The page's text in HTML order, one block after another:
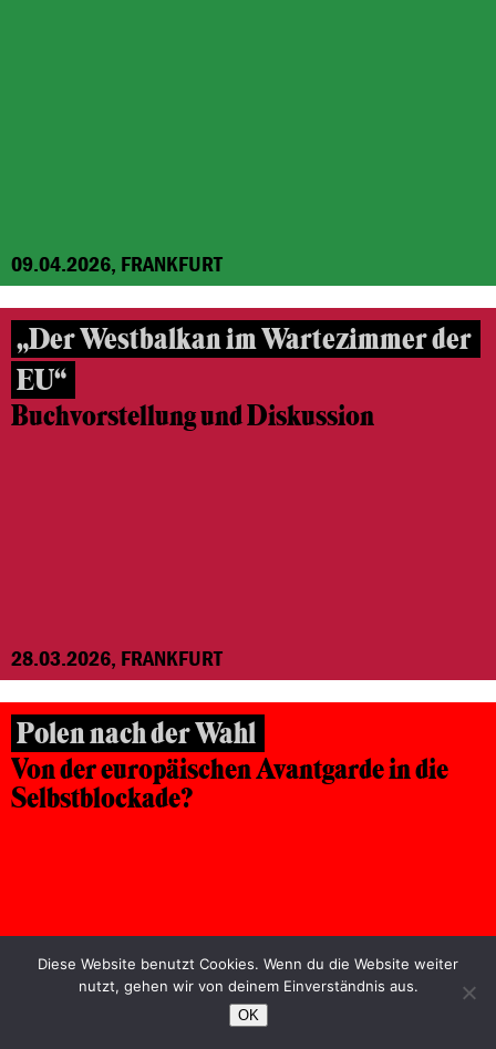
09.04.2026, FRANKFURT
„Der Westbalkan im Wartezimmer der
EU“
Buchvorstellung und Diskussion
28.03.2026, FRANKFURT
Polen nach der Wahl
Von der europäischen Avantgarde in die
Selbstblockade?
Diese Website benutzt Cookies. Wenn du die Website weiter
nutzt, gehen wir von deinem Einverständnis aus.
OK